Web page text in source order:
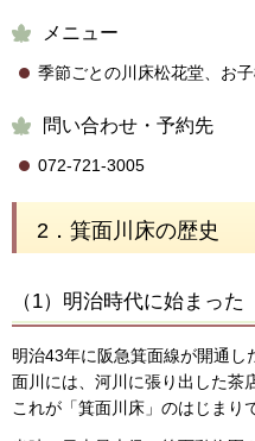
メニュー
季節ごとの川床松花堂、お
問い合わせ・予約先
072-721-3005
2．箕面川床の歴史
（1）明治時代に始まった
明治43年に阪急箕面線が開通
面川には、河川に張り出した茶
これが「箕面川床」のはじまり